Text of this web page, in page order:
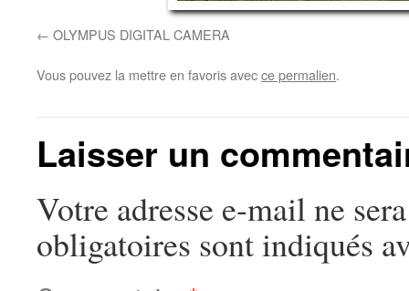
OLYMPUS DIGITAL CAMERA
Vous pouvez la mettre en favoris avecce permalien.
Laisser un
Votre adresse e-mail ne
obligatoires sont indiqués